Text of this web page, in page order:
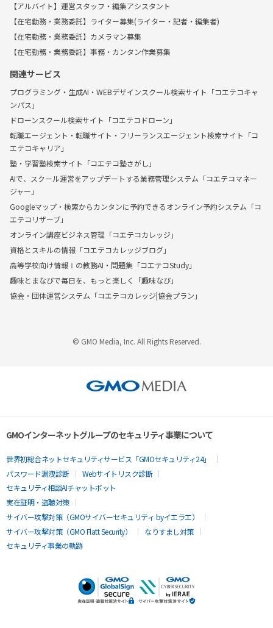
【アルバイト】運営スタッフ・編集アシスタント
【在宅勤務・業務委託】ライター募集(ライター・記者・編集者)
【在宅勤務・業務委託】カメラマン募集
【在宅勤務・業務委託】事務・カンタン作業募集
関連サービス
プログラミング・生成AI・WEBデザインスクール検索サイト「コエテコキャ
ンパス」
ドローンスクール検索サイト「コエテコドローン」
転職エージェント・転職サイト・フリーランスエージェント検索サイト「コ
エテコキャリア」
塾・学習塾検索サイト「コエテコ塾さがし」
AIで、スクール運営をアップデートする業務管理システム「コエテコマネー
ジャー」
Googleマップ・検索からカンタンに予約できるオンライン予約システム「コ
エテコリザーブ」
オンライン講座ビジネス管理「コエテコカレッジ」
資格とスキルの情報「コエテコカレッジブログ」
高等学校向け情報Ⅰの教務AI・問題集「コエテコStudy」
趣味とまなびで毎日を、もっと楽しく「趣味なび」
協会・団体運営システム「コエテコカレッジ|協会プラン」
© GMO Media, Inc. All Rights Reserved.
GMOインターネットグループのセキュリティ事業について
世界初総合ネットセキュリティサービス「GMOセキュリティ24」
パスワード漏洩診断
Webサイトリスク診断
セキュリティ相談AIチャットボット
実在証明・盗聴対策
サイバー攻撃対策（GMOサイバーセキュリティ byイエラエ）
サイバー攻撃対策（GMO Flatt Security）
なりすまし対策
セキュリティ事業の軌跡